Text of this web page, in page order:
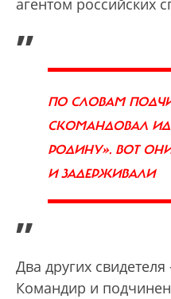
агентом российских
„
ПО СЛОВАМ
СКОМАНДОВАЛ
РОДИНУ». ВОТ
И ЗАДЕРЖИВАЛИ
”
Два других
Командир и